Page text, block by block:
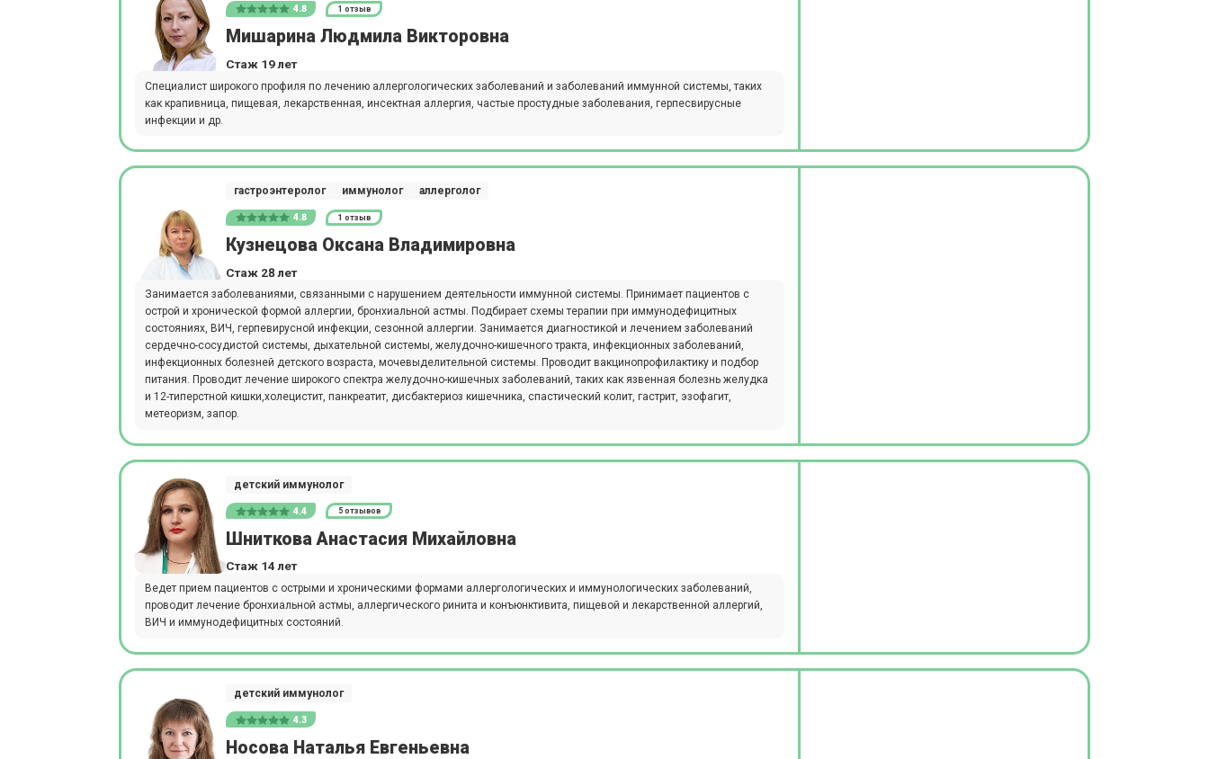
4.8 1 отзыв
Мишарина Людмила Викторовна
Стаж 19 лет
Специалист широкого профиля по лечению аллергологических заболеваний и заболеваний иммунной системы, таких
как крапивница, пищевая, лекарственная, инсектная аллергия, частые простудные заболевания, герпесвирусные
инфекции и др.
гастроэнтеролог иммунолог аллерголог
4.8 1 отзыв
Кузнецова Оксана Владимировна
Стаж 28 лет
Занимается заболеваниями, связанными с нарушением деятельности иммунной системы. Принимает пациентов с
острой и хронической формой аллергии, бронхиальной астмы. Подбирает схемы терапии при иммунодефицитных
состояниях, ВИЧ, герпевирусной инфекции, сезонной аллергии. Занимается диагностикой и лечением заболеваний
сердечно-сосудистой системы, дыхательной системы, желудочно-кишечного тракта, инфекционных заболеваний,
инфекционных болезней детского возраста, мочевыделительной системы. Проводит вакцинопрофилактику и подбор
питания. Проводит лечение широкого спектра желудочно-кишечных заболеваний, таких как язвенная болезнь желудка
и 12-типерстной кишки,холецистит, панкреатит, дисбактериоз кишечника, спастический колит, гастрит, эзофагит,
метеоризм, запор.
детский иммунолог
4.4 5 отзывов
Шниткова Анастасия Михайловна
Стаж 14 лет
Ведет прием пациентов с острыми и хроническими формами аллергологических и иммунологических заболеваний,
проводит лечение бронхиальной астмы, аллергического ринита и конъюнктивита, пищевой и лекарственной аллергий,
ВИЧ и иммунодефицитных состояний.
детский иммунолог
4.3
Носова Наталья Евгеньевна